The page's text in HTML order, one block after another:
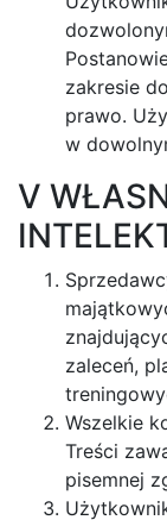
zakresie
prawo.
w
V
zaleceń,
Wszelkie
Treści
pisemnej